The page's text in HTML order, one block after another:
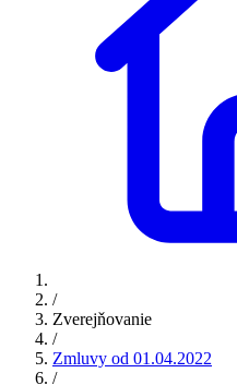
/
Zverejňovanie
/
Zmluvy od 01.04.2022
/